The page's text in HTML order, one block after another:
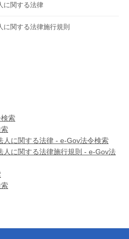
に関する法律
に関する法律施行規則
索
人に関する法律 - e-Gov法令検索
人に関する法律施行規則 - e-Gov法